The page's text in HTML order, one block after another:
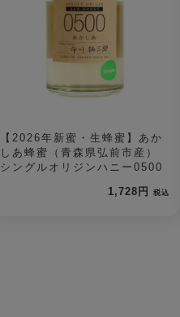
【2026年新蜜・生蜂蜜】あか
しあ蜂蜜（青森県弘前市産）
シングルオリジンハニー0500
1,728円
税込